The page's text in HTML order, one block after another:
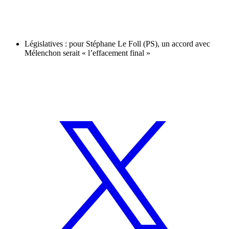
Législatives : pour Stéphane Le Foll (PS), un accord avec
Mélenchon serait « l’effacement final »